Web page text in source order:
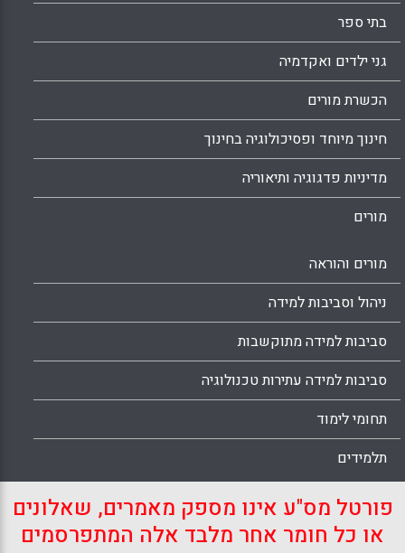
בתי ספר
גני ילדים ואקדמיה
הכשרת מורים
חינוך מיוחד ופסיכולוגיה בחינוך
מדיניות פדגוגיה ותיאוריה
מורים
מורים והוראה
ניהול וסביבות למידה
סביבות למידה מתוקשבות
סביבות למידה עתירות טכנולוגיה
תחומי לימוד
תלמידים
פורטל מס"ע אינו מספק מאמרים, שאלונים
או כל חומר אחר מלבד אלה המתפרסמים